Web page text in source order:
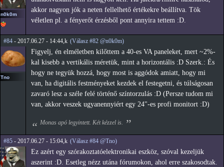
n0k0m
akkor nagyon jók a neten fellelhető értékekre beállítva. Tök
véletlen pl. a fényerőt érzésből pont annyira tettem :D.
#84 - 2017.06.27 - 14:44,k (Válasz #82 @n0k0m)
Tno
Figyelj, én elméletben kilőttem a 40-es VA paneleket, mert ~2%-
kal kisebb a vertikális méretük, mint a horizontális :D Szerk.: És
hogy ne tegyük hozzá, hogy most is aggódok amiatt, hogy mi
van, ha digitális festményeket kezdek el festegetni, és túlságosan
zavaró lesz a széle felé történő színtorzulás :D (Persze tudom mi
van, akkor veszek ugyanennyiért egy 24"-es profi monitort :D)
Monas apó legyintett. Két kézzel is.
#85 - 2017.06.27 - 15:04,k (Válasz #84 @Tno)
Ez azért egy szórakoztatóelektronikai eszköz, szóval kezeljük
aszerint :D. Esetleg nézz utána fórumokon, ahol erre szakosodtak.